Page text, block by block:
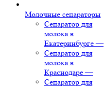
Молочные сепараторы
Сепаратор для
молока в
Екатеринбурге —
Сепаратор для
молока в
Краснодаре —
Сепаратор для